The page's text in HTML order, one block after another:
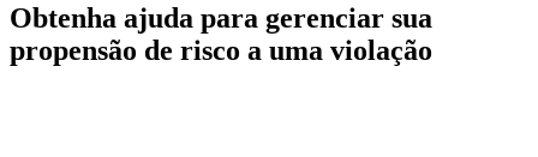
Obtenha ajuda para gerenciar sua
propensão de risco a uma violação